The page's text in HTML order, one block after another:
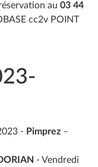
au 03 44
cc2v POINT
- Pimprez –
- Vendredi